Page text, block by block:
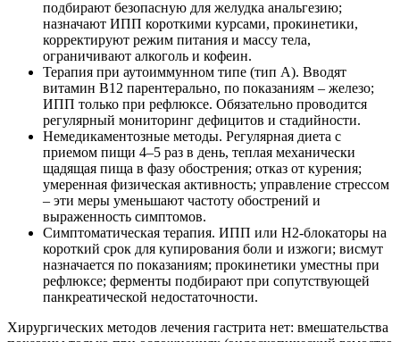
подбирают безопасную для желудка анальгезию;
назначают ИПП короткими курсами, прокинетики,
корректируют режим питания и массу тела,
ограничивают алкоголь и кофеин.
Терапия при аутоиммунном типе (тип A). Вводят
витамин B12 парентерально, по показаниям – железо;
ИПП только при рефлюксе. Обязательно проводится
регулярный мониторинг дефицитов и стадийности.
Немедикаментозные методы. Регулярная диета с
приемом пищи 4–5 раз в день, теплая механически
щадящая пища в фазу обострения; отказ от курения;
умеренная физическая активность; управление стрессом
– эти меры уменьшают частоту обострений и
выраженность симптомов.
Симптоматическая терапия. ИПП или H2-блокаторы на
короткий срок для купирования боли и изжоги; висмут
назначается по показаниям; прокинетики уместны при
рефлюксе; ферменты подбирают при сопутствующей
панкреатической недостаточности.
Хирургических методов лечения гастрита нет: вмешательства